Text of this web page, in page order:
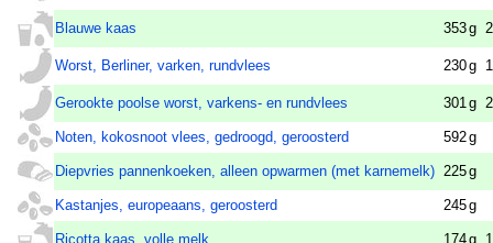
Blauwe kaas 353g
Worst, Berliner, varken, rundvlees 230g
Gerookte poolse worst, varkens- en rundvlees 301 g
Noten, kokosnoot vlees, gedroogd, geroosterd 592g
Diepvries pannenkoeken, alleen opwarmen (met karnemelk) 225g
Kastanjes, europeaans, geroosterd 245g
Ricotta kaas, volle melk 174g